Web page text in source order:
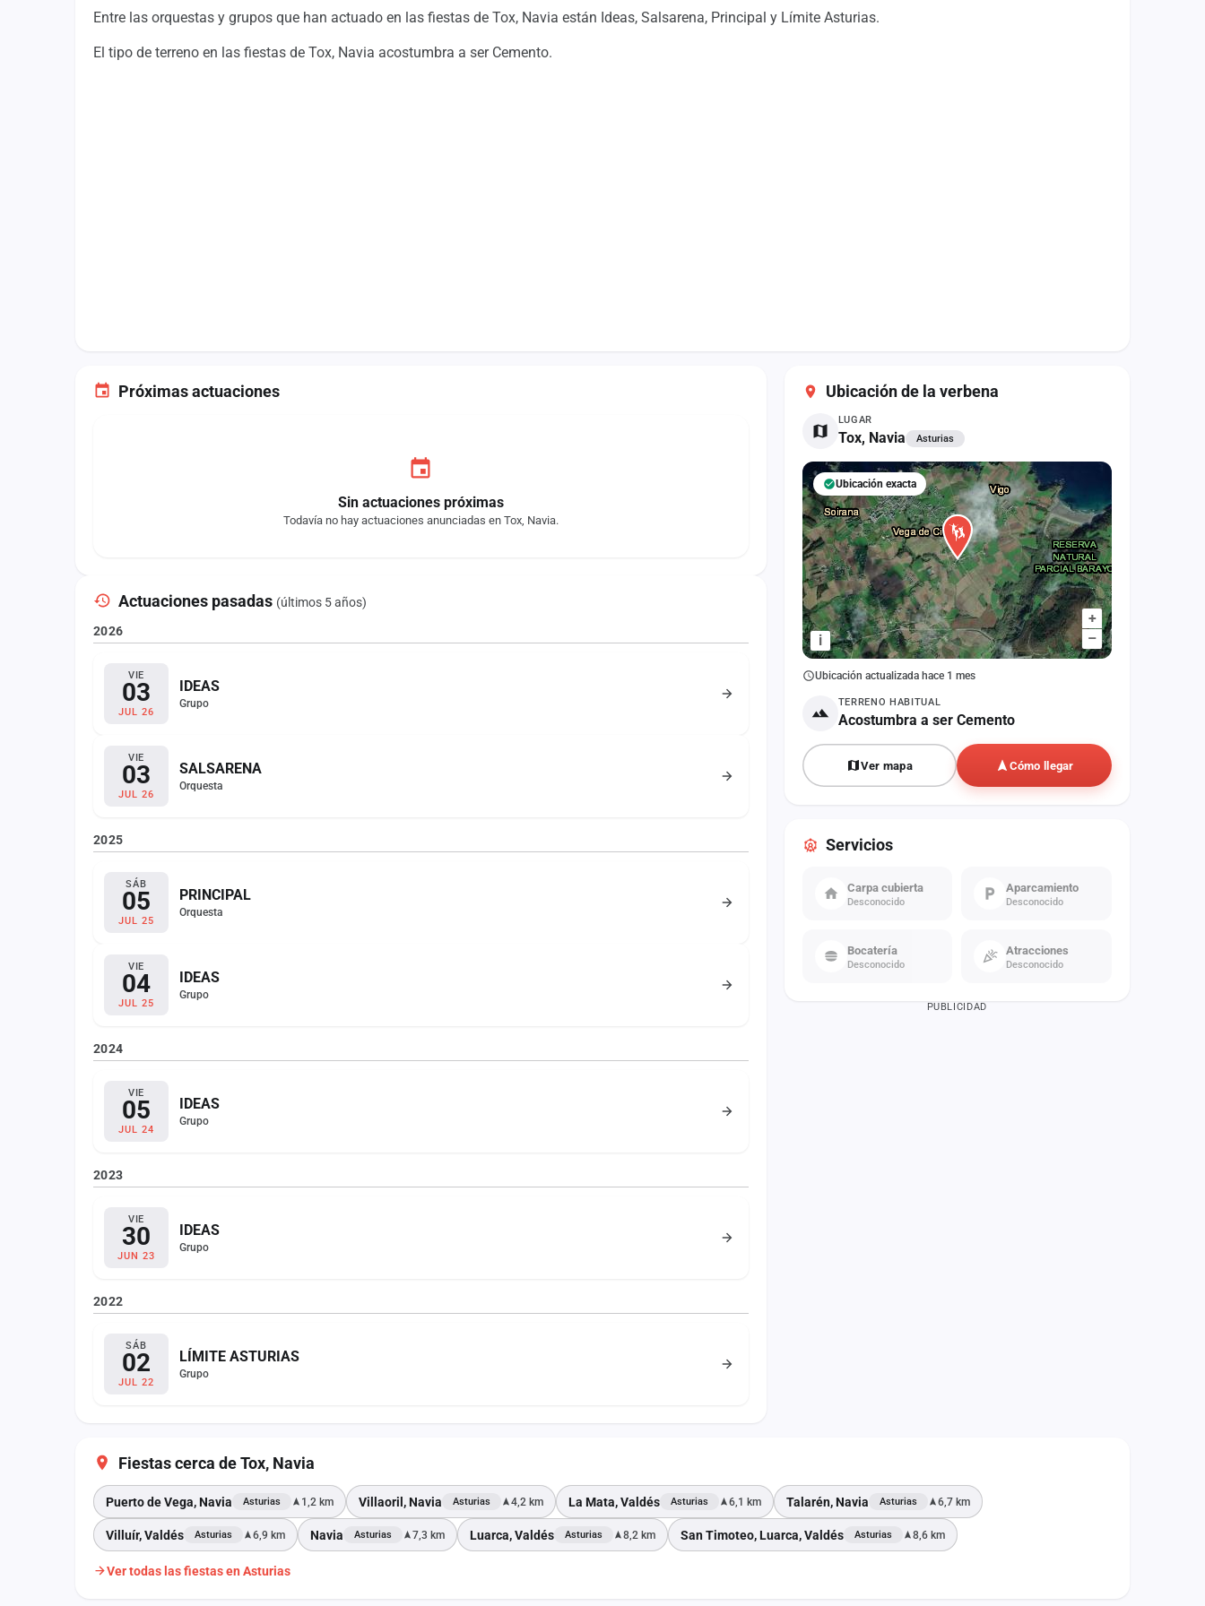
Entre las orquestas y grupos que han actuado en las fiestas de Tox, Navia están Ideas, Salsarena, Principal y Límite Asturias.
El tipo de terreno en las fiestas de Tox, Navia acostumbra a ser Cemento.
Próximas actuaciones
Sin actuaciones próximas
Todavía no hay actuaciones anunciadas en Tox, Navia.
Actuaciones pasadas (últimos 5 años)
2026
VIE
03
JUL 26
IDEAS
Grupo
VIE
03
JUL 26
SALSARENA
Orquesta
2025
SÁB
05
JUL 25
PRINCIPAL
Orquesta
VIE
04
JUL 25
IDEAS
Grupo
2024
VIE
05
JUL 24
IDEAS
Grupo
2023
VIE
30
JUN 23
IDEAS
Grupo
2022
SÁB
02
JUL 22
LÍMITE ASTURIAS
Grupo
Ubicación de la verbena
LUGAR
Tox, Navia Asturias
+
–
i
Ubicación exacta
Ubicación actualizada hace 1 mes
TERRENO HABITUAL
Acostumbra a ser Cemento
Ver mapa Cómo llegar
Servicios
Carpa cubierta
Desconocido
Aparcamiento
Desconocido
Bocatería
Desconocido
Atracciones
Desconocido
PUBLICIDAD
Fiestas cerca de Tox, Navia
Puerto de Vega, Navia Asturias 1,2 km Villaoril, Navia Asturias 4,2 km La Mata, Valdés Asturias 6,1 km Talarén, Navia Asturias 6,7 km
Villuír, Valdés Asturias 6,9 km Navia Asturias 7,3 km Luarca, Valdés Asturias 8,2 km San Timoteo, Luarca, Valdés Asturias 8,6 km
Ver todas las fiestas en Asturias